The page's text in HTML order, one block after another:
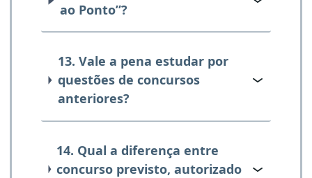
ao Ponto”?
13. Vale a pena estudar por
questões de concursos
anteriores?
14. Qual a diferença entre
concurso previsto, autorizado